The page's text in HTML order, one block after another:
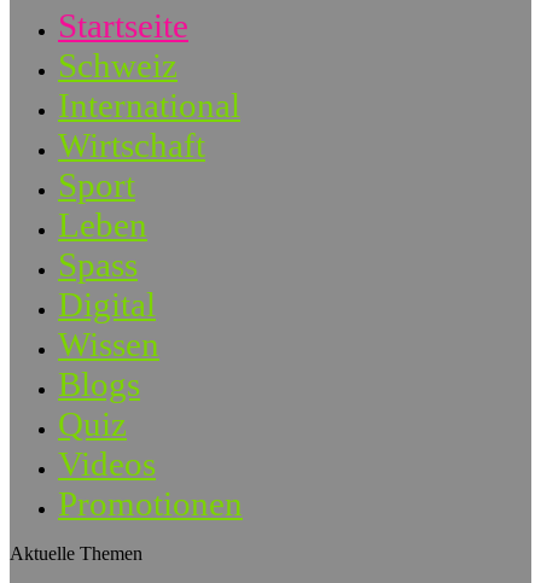
Startseite
Schweiz
International
Wirtschaft
Sport
Leben
Spass
Digital
Wissen
Blogs
Quiz
Videos
Promotionen
Aktuelle Themen